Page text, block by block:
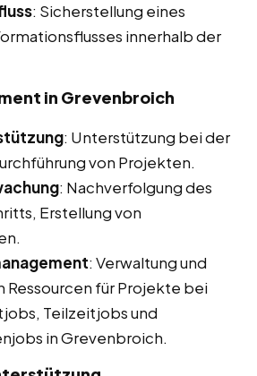
: Sicherstellung eines
innerhalb der
in Grevenbroich
: Unterstützung bei der
von Projekten.
: Nachverfolgung des
Erstellung von
: Verwaltung und
Ressourcen für Projekte bei
Teilzeitjobs und
in Grevenbroich.